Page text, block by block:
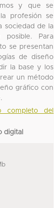
y que se
profesión se
sociedad de la
posible. Para
se presentan
de diseño
la base y los
un método
gráfico con
completo del
digital